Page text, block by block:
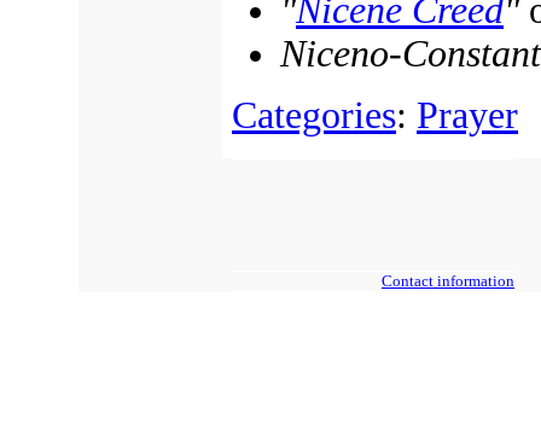
"Nicene Creed"
Niceno-
Categories: Prayer
Contact information